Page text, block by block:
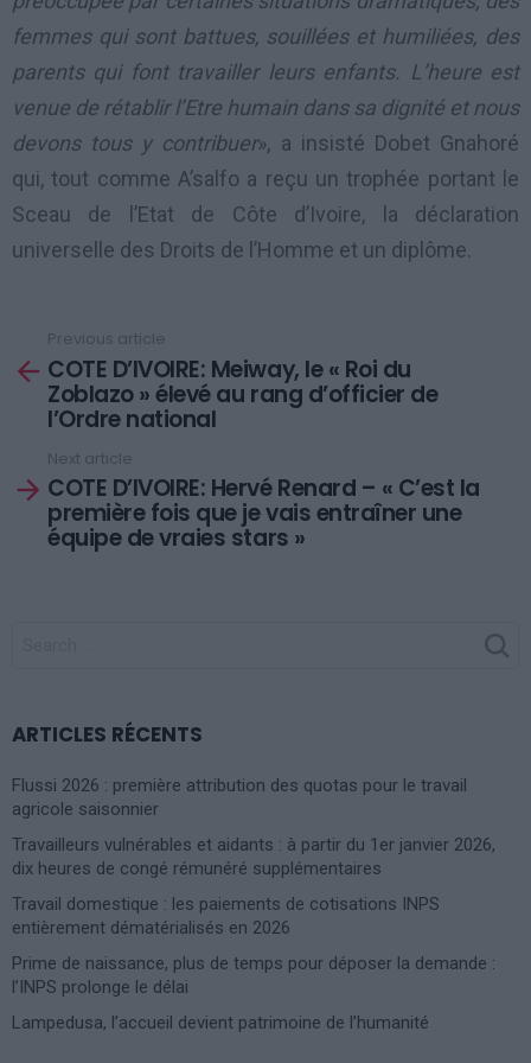
femmes qui sont battues, souillées et humiliées, des
parents qui font travailler leurs enfants. L’heure est
venue de rétablir l’Etre humain dans sa dignité et nous
devons tous y contribuer», a insisté Dobet Gnahoré
qui, tout comme A’salfo a reçu un trophée portant le
Sceau de l’Etat de Côte d’Ivoire, la déclaration
universelle des Droits de l’Homme et un diplôme.
more
Previous article
COTE D’IVOIRE: Meiway, le « Roi du
Zoblazo » élevé au rang d’officier de
l’Ordre national
Next article
COTE D’IVOIRE: Hervé Renard – « C’est la
première fois que je vais entraîner une
équipe de vraies stars »
ARTICLES RÉCENTS
Flussi 2026 : première attribution des quotas pour le travail
agricole saisonnier
Travailleurs vulnérables et aidants : à partir du 1er janvier 2026,
dix heures de congé rémunéré supplémentaires
Travail domestique : les paiements de cotisations INPS
entièrement dématérialisés en 2026
Prime de naissance, plus de temps pour déposer la demande :
l’INPS prolonge le délai
Lampedusa, l’accueil devient patrimoine de l’humanité